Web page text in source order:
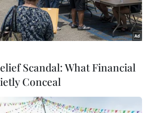
Scandal: What Financial
Conceal